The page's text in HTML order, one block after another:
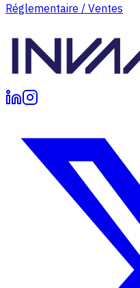
Réglementaire / Ventes